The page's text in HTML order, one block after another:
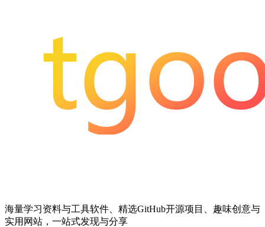
海量学习资料与工具软件、精选GitHub开源项目、趣味创意与
实用网站，一站式发现与分享